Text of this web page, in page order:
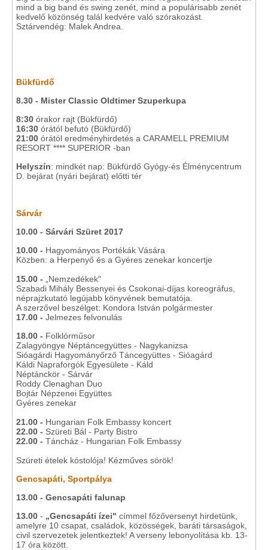
mind a big band és swing zenét, mind a populárisabb zenét
kedvelő közönség talál kedvére való szórakozást.
Sztárvendég: Malek Andrea.
Bükfürdő
8.30 - Mister Classic Oldtimer Szuperkupa
8:30 órakor rajt (Bükfürdő)
16:30 órától befutó (Bükfürdő)
21:00 órától eredményhirdetés a CARAMELL PREMIUM
RESORT **** SUPERIOR -ban
Helyszín: mindkét nap: Bükfürdő Gyógy-és Élménycentrum
D. bejárat (nyári bejárat) előtti tér
Sárvár
10.00 - Sárvári Szüret 2017
10.00 - Hagyományos Portékák Vására
Közben: a Herpenyő és a Gyéres zenekar koncertje
15.00 -
„Nemzedékek"
Szabadi Mihály Bessenyei és Csokonai-díjas koreográfus,
néprajzkutató legújabb könyvének bemutatója.
A szerzővel beszélget: Kondora István polgármester
17.00 - Jelmezes felvonulás
18.00 - Folklórműsor
Zalagyöngye Néptáncegyüttes - Nagykanizsa
Sióagárdi Hagyományőrző Táncegyüttes - Sióagárd
Káldi Napraforgók Egyesülete - Káld
Néptánckör - Sárvár
Roddy Clenaghan Duo
Bojtár Népzenei Együttes
Gyéres zenekar
21.00 - Hungarian Folk Embassy koncert
22.00 - Szüreti Bál - Party Bistro
22.00 - Táncház - Hungarian Folk Embassy
Szüreti ételek kóstolója! Kézműves sörök!
Gencsapáti, Sportpálya
13.00 - Gencsapáti falunap
13.00 - „Gencsapáti ízei" címmel főzőversenyt hirdetünk,
amelyre 10 csapat, családok, közösségek, baráti társaságok,
civil szervezetek jelentkeztek! A verseny lebonyolítása kb. 13-
17 óra között.